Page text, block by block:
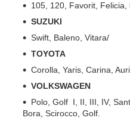
105, 120, Favorit, Felicia,
SUZUKI
Swift, Baleno, Vitara/
TOYOTA
Corolla, Yaris, Carina,
VOLKSWAGEN
Polo, Golf I, II, III, IV,
Bora, Scirocco, Golf.